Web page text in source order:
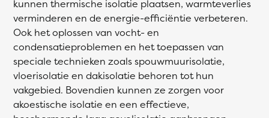
kunnen thermische isolatie plaatsen, warmteverlies
verminderen en de energie-efficiëntie verbeteren.
Ook het oplossen van vocht- en
condensatieproblemen en het toepassen van
speciale technieken zoals spouwmuurisolatie,
vloerisolatie en dakisolatie behoren tot hun
vakgebied. Bovendien kunnen ze zorgen voor
akoestische isolatie en een effectieve,